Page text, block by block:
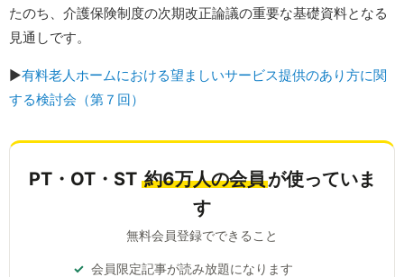
たのち、介護保険制度の次期改正論議の重要な基礎資料となる
見通しです。
▶︎有料老人ホームにおける望ましいサービス提供のあり方に関
する検討会（第７回）
PT・OT・ST 約6万人の会員が使っていま
す
無料会員登録でできること
会員限定記事が読み放題になります